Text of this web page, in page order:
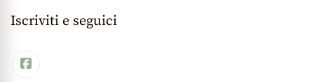
Iscriviti e seguici